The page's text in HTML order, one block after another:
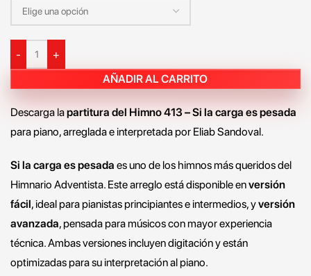
-
+
AÑADIR AL CARRITO
Descarga lapartitura del Himno 413 – Si la carga es pesada
para piano, arreglada e interpretada por Eliab Sandoval.
Si la carga es pesada es uno de los himnos más queridos del
Himnario Adventista. Este arreglo está disponible enversión
fácil, ideal para pianistas principiantes e intermedios, yversión
avanzada, pensada para músicos con mayor experiencia
técnica. Ambas versiones incluyen digitación y están
optimizadas para su interpretación al piano.